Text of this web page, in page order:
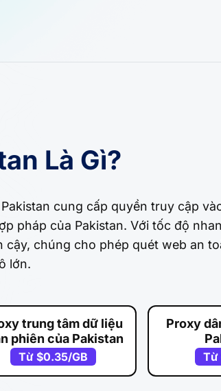
Là Gì?
cung cấp quyền truy cập
pháp của Pakistan. Với tốc độ
chúng cho phép quét web an
lớn.
trung tâm dữ liệu
phiên của Pakistan
Từ$0.35/GB
Proxy
Từ